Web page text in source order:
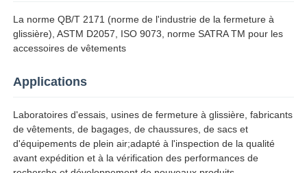
Demande de soumission
Équipement d'essai en laboratoire
Chambre d'essai environnemental
Machine de test universelle
La norme QB/T 2171 (norme de l'industrie de la fermeture à
glissière), ASTM D2057, ISO 9073, norme SATRA TM pour les
accessoires de vêtements
Applications
Laboratoires d'essais, usines de fermeture à glissière, fabricants
de vêtements, de bagages, de chaussures, de sacs et
d'équipements de plein air;adapté à l'inspection de la qualité
avant expédition et à la vérification des performances de